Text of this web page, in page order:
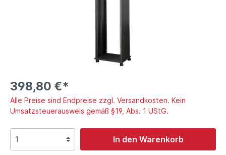
398,80 €*
Alle Preise sind Endpreise zzgl. Versandkosten. Kein
Umsatzsteuerausweis gemäß §19, Abs. 1 UStG.
In den Warenkorb